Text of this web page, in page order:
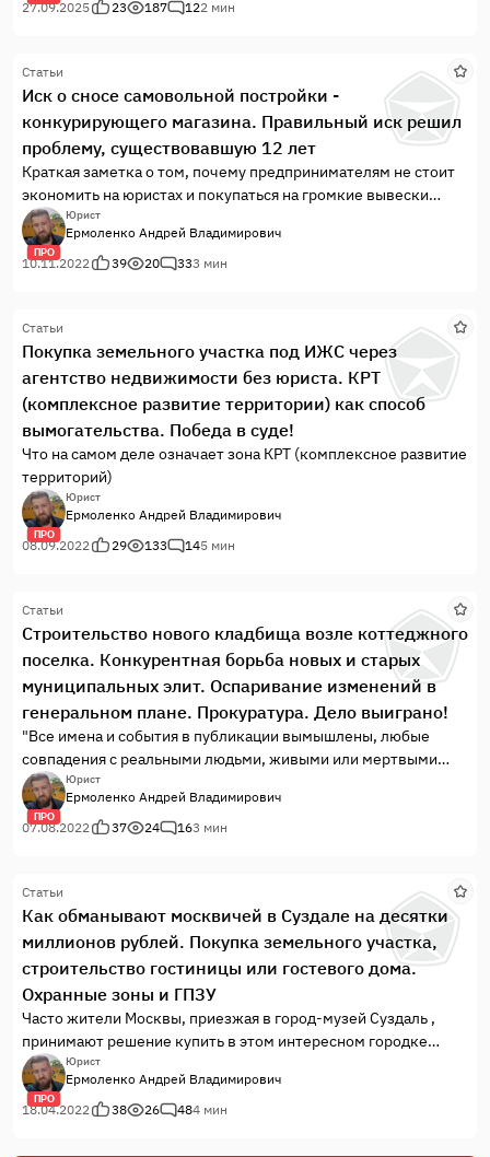
27.09.2025 23 187 122 мин
Статьи
Иск о сносе самовольной постройки -
конкурирующего магазина. Правильный иск решил
проблему, существовавшую 12 лет
Краткая заметка о том, почему предпринимателям не стоит
экономить на юристах и покупаться на громкие вывески
столичных адвокатов.
ПРО
Юрист
Ермоленко Андрей Владимирович
10.11.2022
39 20 333 мин
Статьи
Покупка земельного участка под ИЖС через
агентство недвижимости без юриста. КРТ
(комплексное развитие территории) как способ
вымогательства. Победа в суде!
Что на самом деле означает зона КРТ (комплексное развитие
территорий)
ПРО
Юрист
Ермоленко Андрей Владимирович
08.09.2022
29 133 145 мин
Статьи
Строительство нового кладбища возле коттеджного
поселка. Конкурентная борьба новых и старых
муниципальных элит. Оспаривание изменений в
генеральном плане. Прокуратура. Дело выиграно!
"Все имена и события в публикации вымышлены, любые
совпадения с реальными людьми, живыми или мертвыми
случайны" .
ПРО
Юрист
Ермоленко Андрей Владимирович
07.08.2022
37 24 163 мин
Статьи
Как обманывают москвичей в Суздале на десятки
миллионов рублей. Покупка земельного участка,
строительство гостиницы или гостевого дома.
Охранные зоны и ГПЗУ
Часто жители Москвы, приезжая в город-музей Суздаль ,
принимают решение купить в этом интересном городке
золотого кольца России земельный участок, чтобы
построить себе жилой дом или гостиницу.
ПРО
Юрист
Ермоленко Андрей Владимирович
18.04.2022
38 26 484 мин